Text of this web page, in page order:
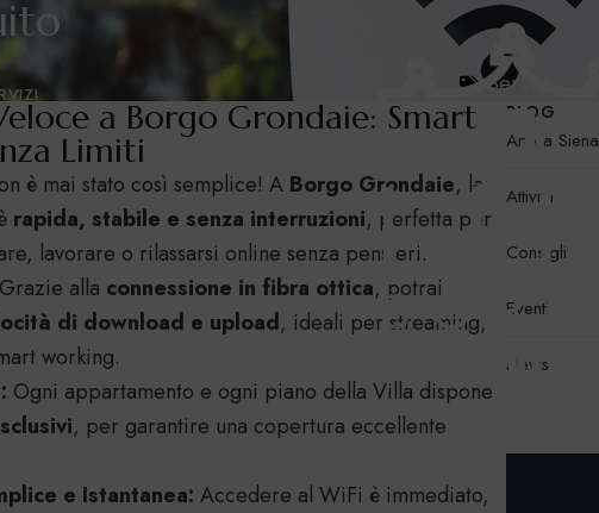
Servizi
a Borgo Grondaie: Smart
Limiti
è mai stato così semplice! A Borgo Grondaie, la
rapida, stabile e senza interruzioni, perfetta per
lavorare o rilassarsi online senza pensieri.
Grazie alla connessione in fibra ottica, potrai
di download e upload, ideali per streaming,
working.
Ogni appartamento e ogni piano della Villa dispone
, per garantire una copertura eccellente
e Istantanea: Accedere al WiFi è immediato,
BLOG
Arte a Siena
Attività
Consigli
Eventi
News